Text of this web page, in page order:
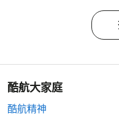
酷航大家庭
酷航精神